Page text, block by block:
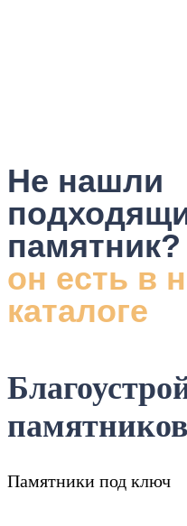
Не нашли
памятник?
он есть в
каталоге
памятников
Памятники под ключ